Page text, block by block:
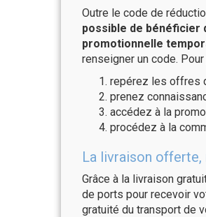
Outre le code de
possible de bénéficier
promotionnelle
renseigner un code.
repérez les offres
prenez
accédez à la
procédez à la
La livraison
Grâce à la livraison
de ports pour recevoir
gratuité du transport de